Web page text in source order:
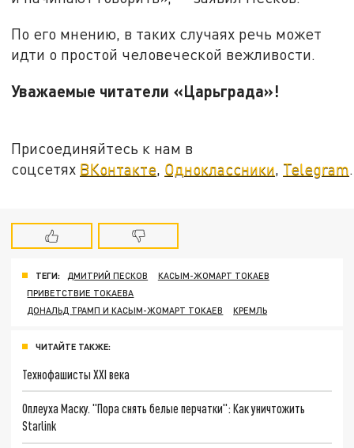
По его мнению, в таких случаях речь может
идти о простой человеческой вежливости.
Уважаемые читатели «Царьграда»!
Присоединяйтесь к нам в
соцсетях ВКонтакте, Одноклассники, Telegram.
ТЕГИ: ДМИТРИЙ ПЕСКОВ
КАСЫМ-ЖОМАРТ ТОКАЕВ
ПРИВЕТСТВИЕ ТОКАЕВА
ДОНАЛЬД ТРАМП И КАСЫМ-ЖОМАРТ ТОКАЕВ
КРЕМЛЬ
ЧИТАЙТЕ ТАКЖЕ:
Технофашисты XXI века
Оплеуха Маску. "Пора снять белые перчатки": Как уничтожить
Starlink